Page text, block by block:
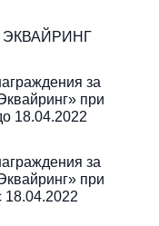
ЭКВАЙРИНГ
за
при
18.04.2022
за
при
18.04.2022